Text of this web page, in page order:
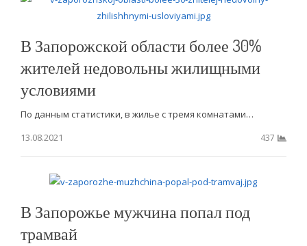
В Запорожской области более 30%
жителей недовольны жилищными
условиями
По данным статистики, в жилье с тремя комнатами…
13.08.2021
437
В Запорожье мужчина попал под
трамвай